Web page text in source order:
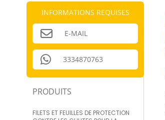
INFORMATIONS REQUISES
E-MAIL
3334870763
PRODUITS
FILETS ET FEUILLES DE PROTECTION